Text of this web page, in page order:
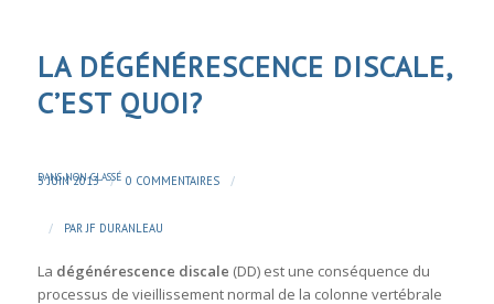
LA DÉGÉNÉRESCENCE DISCALE,
C’EST QUOI?
3 JUIN 2013 / 0 COMMENTAIRES /
DANSNON CLASSÉ
/ PAR JF DURANLEAU
La dégénérescence discale (DD) est une conséquence du
processus de vieillissement normal de la colonne vertébrale